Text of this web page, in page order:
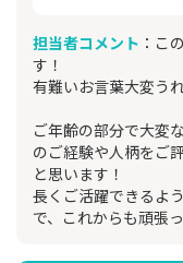
担当者コメント ：こ
す！
有難いお言葉大変う
ご年齢の部分で大変
のご経験や人柄をご
と思います！
長くご活躍できるよ
で、これからも頑張